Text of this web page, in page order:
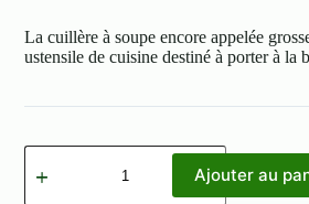
La cuillère à soupe encore appelée
ustensile de cuisine destiné à porter à la
quantité
de
Ajouter au